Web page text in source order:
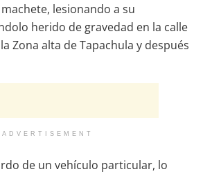
lesionando a su
herido de gravedad en la calle
Zona alta de Tapachula y después
ADVERTISEMENT
de un vehículo particular, lo